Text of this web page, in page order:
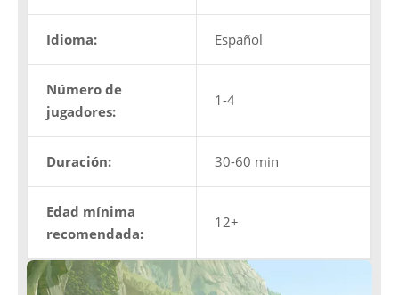
Idioma: Español
Número de
jugadores:
1-4
Duración: 30-60 min
Edad mínima
recomendada:
12+